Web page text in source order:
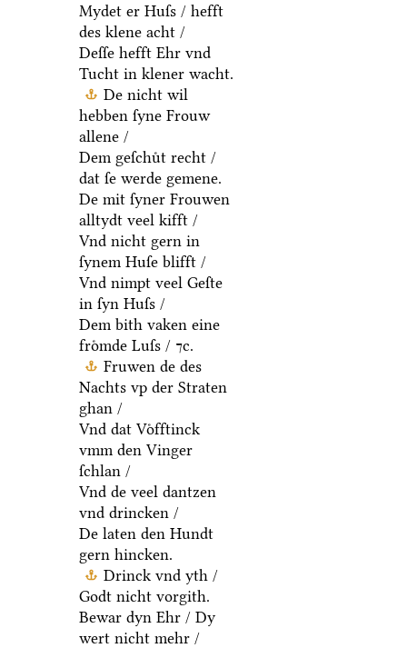
Mydet er Huſs / hefft
des klene acht /
Deſſe hefft Ehr vnd
Tucht in klener wacht.
De nicht wil
hebben ſyne Frouw
allene /
Dem geſchuͤt recht /
dat ſe werde gemene.
De mit ſyner Frouwen
alltydt veel kifft /
Vnd nicht gern in
ſynem Huſe blifft /
Vnd nimpt veel Geſte
in ſyn Huſs /
Dem bith vaken eine
froͤmde Luſs / ⁊c.
Fruwen de des
Nachts vp der Straten
ghan /
Vnd dat Voͤfftinck
vmm den Vinger
ſchlan /
Vnd de veel dantzen
vnd drincken /
De laten den Hundt
gern hincken.
Drinck vnd yth /
Godt nicht vorgith.
Bewar dyn Ehr / Dy
wert nicht mehr /